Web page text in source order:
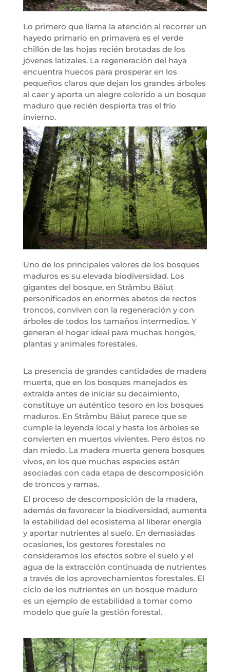
Lo primero que llama la atención al recorrer un
hayedo primario en primavera es el verde
chillón de las hojas recién brotadas de los
jóvenes latizales. La regeneración del haya
encuentra huecos para prosperar en los
pequeños claros que dejan los grandes árboles
al caer y aporta un alegre colorido a un bosque
maduro que recién despierta tras el frío
invierno.
Uno de los principales valores de los bosques
maduros es su elevada biodiversidad. Los
gigantes del bosque, en Strâmbu Băiuț
personificados en enormes abetos de rectos
troncos, conviven con la regeneración y con
árboles de todos los tamaños intermedios. Y
generan el hogar ideal para muchas hongos,
plantas y animales forestales.
La presencia de grandes cantidades de madera
muerta, que en los bosques manejados es
extraída antes de iniciar su decaimiento,
constituye un auténtico tesoro en los bosques
maduros. En Strâmbu Băiuț parece que se
cumple la leyenda local y hasta los árboles se
convierten en muertos vivientes. Pero éstos no
dan miedo. La madera muerta genera bosques
vivos, en los que muchas especies están
asociadas con cada etapa de descomposición
de troncos y ramas.
El proceso de descomposición de la madera,
además de favorecer la biodiversidad, aumenta
la estabilidad del ecosistema al liberar energía
y aportar nutrientes al suelo. En demasiadas
ocasiones, los gestores forestales no
consideramos los efectos sobre el suelo y el
agua de la extracción continuada de nutrientes
a través de los aprovechamientos forestales. El
ciclo de los nutrientes en un bosque maduro
es un ejemplo de estabilidad a tomar como
modelo que guíe la gestión forestal.